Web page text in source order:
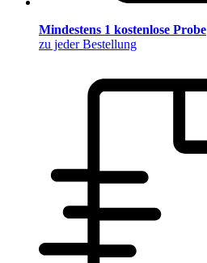
Mindestens 1 kostenlose Probe
zu jeder Bestellung